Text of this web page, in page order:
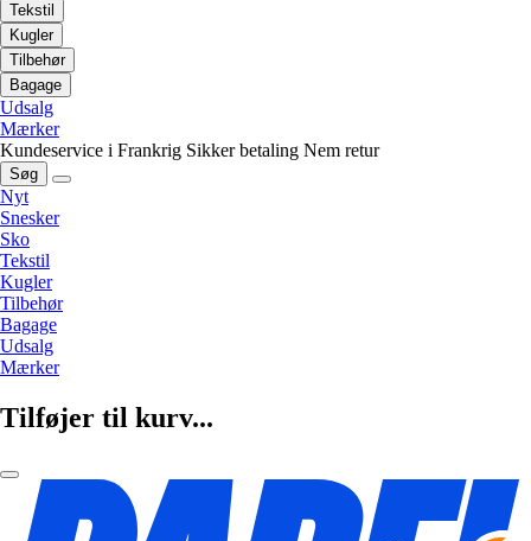
Tekstil
Kugler
Tilbehør
Bagage
Udsalg
Mærker
Kundeservice i Frankrig Sikker betaling Nem retur
Søg
Nyt
Snesker
Sko
Tekstil
Kugler
Tilbehør
Bagage
Udsalg
Mærker
Tilføjer til kurv...